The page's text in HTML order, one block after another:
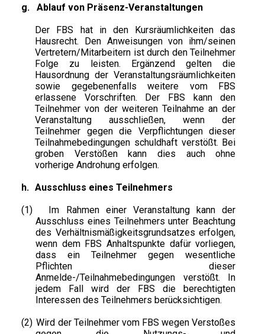
g.
Ablauf von Präsenz-Veranstaltungen
Der FBS hat in den Kursräumlichkeiten das
Hausrecht. Den Anweisungen von ihm/seinen
Vertretern/Mitarbeitern ist durch den Teilnehmer
Folge zu leisten. Ergänzend gelten die
Hausordnung der Veranstaltungsräumlichkeiten
sowie gegebenenfalls weitere vom FBS
erlassene Vorschriften. Der FBS kann den
Teilnehmer von der weiteren Teilnahme an der
Veranstaltung ausschließen, wenn der
Teilnehmer gegen die Verpflichtungen dieser
Teilnahmebedingungen schuldhaft verstößt. Bei
groben Verstößen kann dies auch ohne
vorherige Androhung erfolgen.
h. Ausschluss eines Teilnehmers
(1)
Im Rahmen einer Veranstaltung kann der
Ausschluss eines Teilnehmers unter Beachtung
des Verhältnismäßigkeitsgrundsatzes erfolgen,
wenn dem FBS Anhaltspunkte dafür vorliegen,
dass ein Teilnehmer gegen wesentliche
Pflichten dieser
Anmelde-/Teilnahmebedingungen verstößt. In
jedem Fall wird der FBS die berechtigten
Interessen des Teilnehmers berücksichtigen.
(2) Wird der Teilnehmer vom FBS wegen Verstoßes